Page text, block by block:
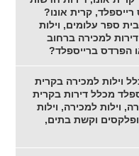
קרית אונו?
ספר עלומים, וילות
למכירה ברחוב
הפרדס ברייספלד?
וילות למכירה בקרית
מכלל דירות בקרית
וילות למכירה, וילות
וקשת בתים,